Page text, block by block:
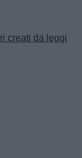
creati da leggi